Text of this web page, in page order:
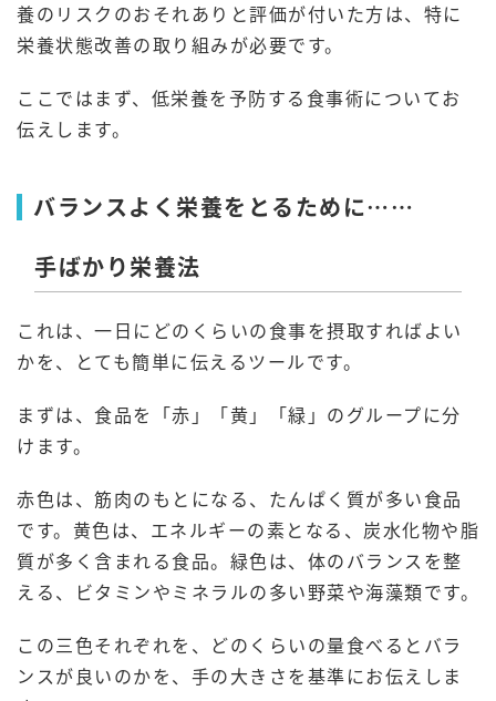
養のリスクのおそれありと評価が付いた方は、特に
栄養状態改善の取り組みが必要です。
ここではまず、低栄養を予防する食事術についてお
伝えします。
バランスよく栄養をとるために……
手ばかり栄養法
これは、一日にどのくらいの食事を摂取すればよい
かを、とても簡単に伝えるツールです。
まずは、食品を「赤」「黄」「緑」のグループに分
けます。
赤色は、筋肉のもとになる、たんぱく質が多い食品
です。黄色は、エネルギーの素となる、炭水化物や脂
質が多く含まれる食品。緑色は、体のバランスを整
える、ビタミンやミネラルの多い野菜や海藻類です。
この三色それぞれを、どのくらいの量食べるとバラ
ンスが良いのかを、手の大きさを基準にお伝えしま